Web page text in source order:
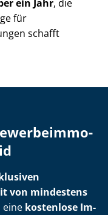
ein Jahr, die
für
schafft
von mindestens
eine kostenlose Im­